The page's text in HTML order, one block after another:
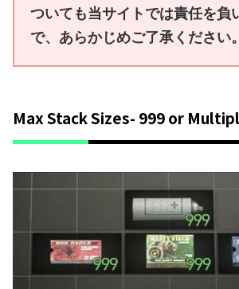
ついても当サイトでは責任を負
で、あらかじめご了承ください。
Max Stack Sizes- 999 or